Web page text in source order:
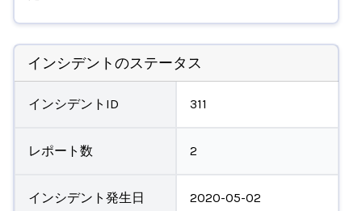
インシデントのステータス
インシデントID 311
レポート数 2
インシデント発生日 2020-05-02